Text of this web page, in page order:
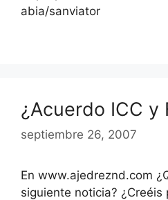
abia/sanviator
¿Acuerdo ICC y
septiembre 26, 2007
En www.ajedreznd.com
siguiente noticia? ¿Creéis